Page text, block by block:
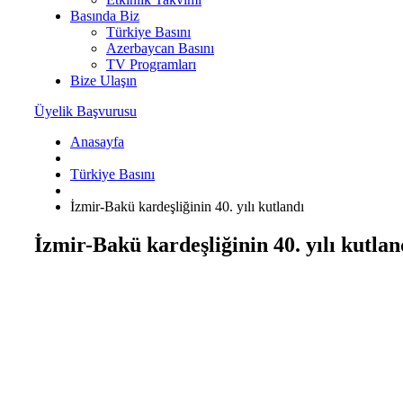
Basında Biz
Türkiye Basını
Azerbaycan Basını
TV Programları
Bize Ulaşın
Üyelik Başvurusu
Anasayfa
Türkiye Basını
İzmir-Bakü kardeşliğinin 40. yılı kutlandı
İzmir-Bakü kardeşliğinin 40. yılı